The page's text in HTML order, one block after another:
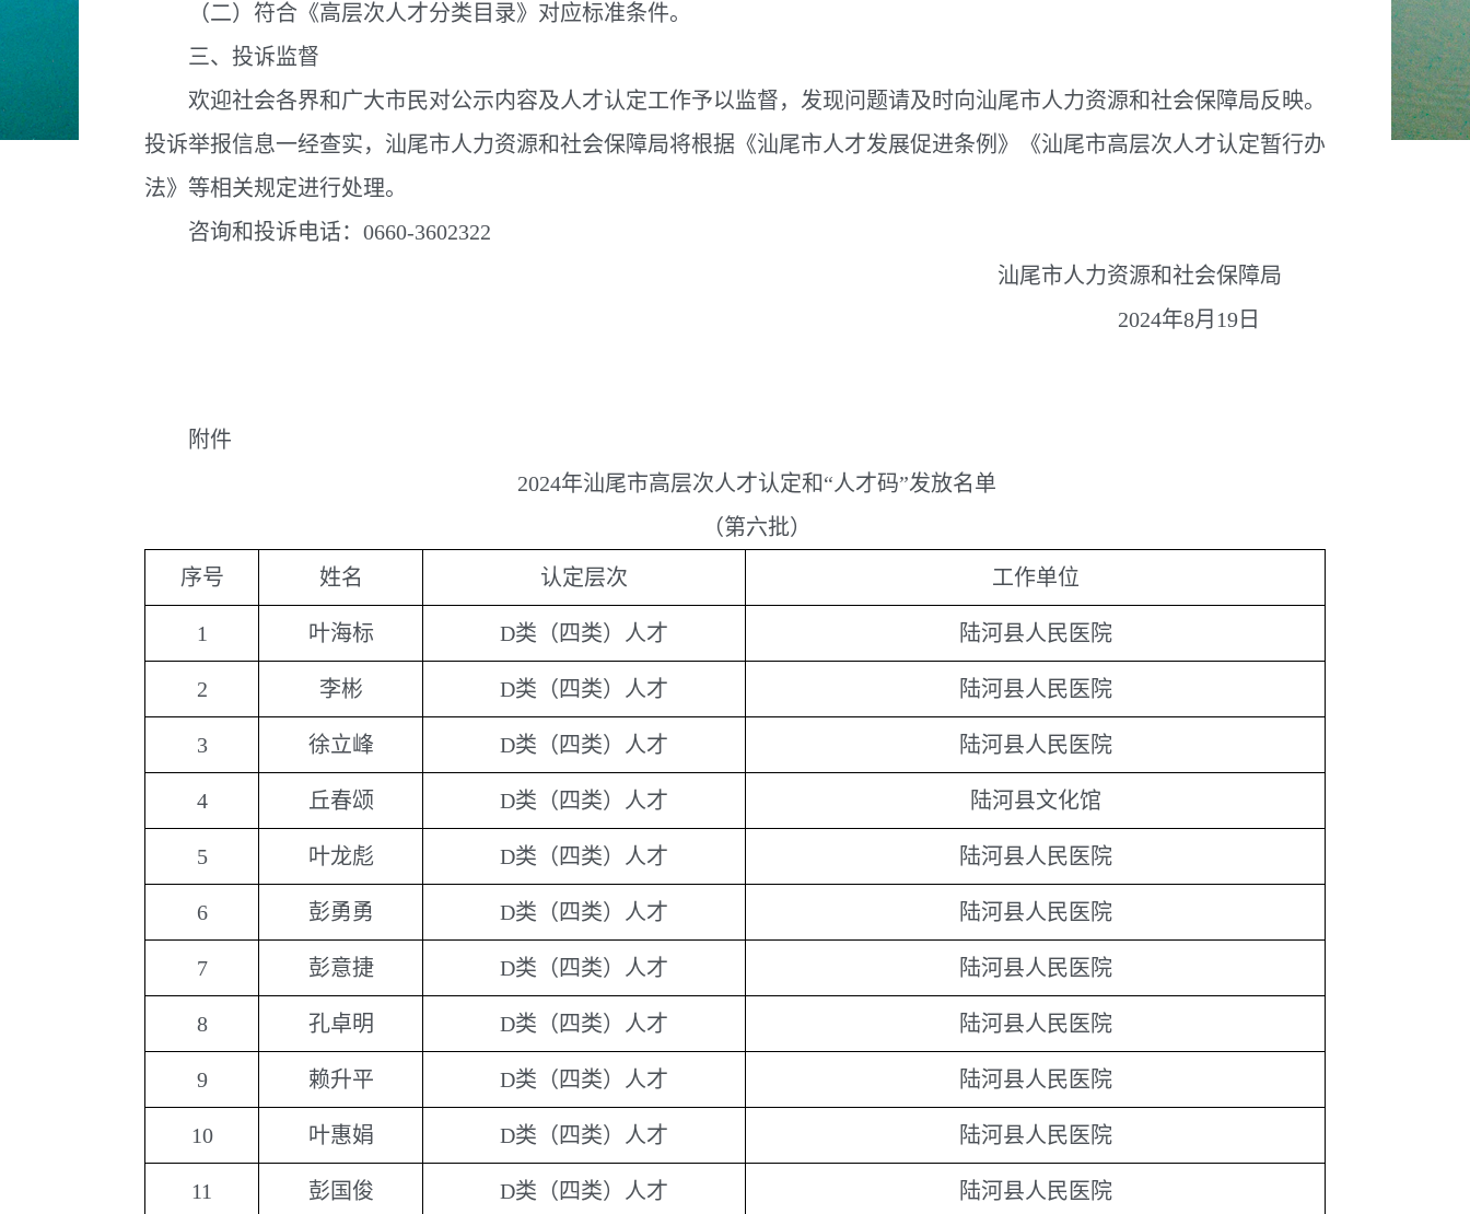
（二）符合《高层次人才分类目录》对应标准条件。
三、投诉监督
欢迎社会各界和广大市民对公示内容及人才认定工作予以监督，发现问题请及时向汕尾市人力资源和社会保障局反映。
投诉举报信息一经查实，汕尾市人力资源和社会保障局将根据《汕尾市人才发展促进条例》《汕尾市高层次人才认定暂行办
法》等相关规定进行处理。
咨询和投诉电话：0660-3602322
汕尾市人力资源和社会保障局
2024年8月19日
附件
2024年汕尾市高层次人才认定和“人才码”发放名单
（第六批）
序号 姓名 认定层次 工作单位
1 叶海标 D类（四类）人才 陆河县人民医院
2 李彬 D类（四类）人才 陆河县人民医院
3 徐立峰 D类（四类）人才 陆河县人民医院
4 丘春颂 D类（四类）人才 陆河县文化馆
5 叶龙彪 D类（四类）人才 陆河县人民医院
6 彭勇勇 D类（四类）人才 陆河县人民医院
7 彭意捷 D类（四类）人才 陆河县人民医院
8 孔卓明 D类（四类）人才 陆河县人民医院
9 赖升平 D类（四类）人才 陆河县人民医院
10 叶惠娟 D类（四类）人才 陆河县人民医院
11 彭国俊 D类（四类）人才 陆河县人民医院